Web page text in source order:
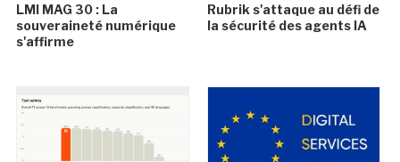
LMI MAG 30 : La
souveraineté numérique
s'affirme
Rubrik s'attaque au défi de
la sécurité des agents IA